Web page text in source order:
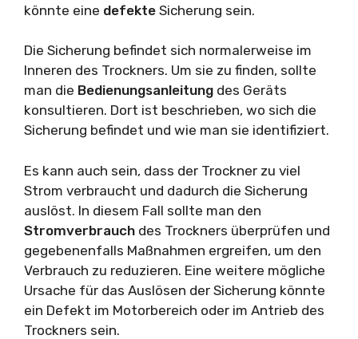
könnte eine defekte Sicherung sein.
Die Sicherung befindet sich normalerweise im
Inneren des Trockners. Um sie zu finden, sollte
man die Bedienungsanleitung des Geräts
konsultieren. Dort ist beschrieben, wo sich die
Sicherung befindet und wie man sie identifiziert.
Es kann auch sein, dass der Trockner zu viel
Strom verbraucht und dadurch die Sicherung
auslöst. In diesem Fall sollte man den
Stromverbrauch des Trockners überprüfen und
gegebenenfalls Maßnahmen ergreifen, um den
Verbrauch zu reduzieren. Eine weitere mögliche
Ursache für das Auslösen der Sicherung könnte
ein Defekt im Motorbereich oder im Antrieb des
Trockners sein.